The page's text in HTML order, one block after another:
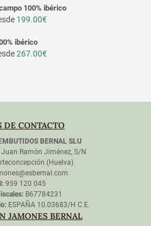
100% ibérico
199.00€
ibérico
267.00€
DE CONTACTO
BERNAL SLU
Juan Ramón Jiménez, S/N
(Huelva)
959 120 045
B67784231
ESPAÑA 10.03683/H C.E.
JAMONES BERNAL